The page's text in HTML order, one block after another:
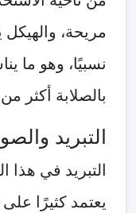
مريحة،
بالصلابة أكثر
التبريد
التبريد في هذا
يعتمد كثيرًا